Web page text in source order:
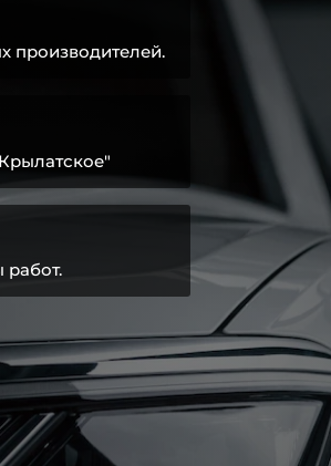
производителей.
работ.